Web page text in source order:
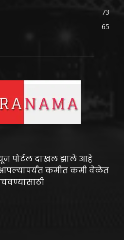
73
65
पोर्टल दाखल झाले आहे
आपल्यापर्यंत कमीत कमी वेळेत